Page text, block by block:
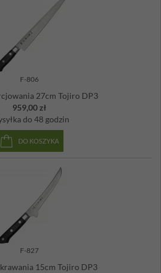
F-806
27cm Tojiro DP3
959,00 zł
do 48 godzin
DO KOSZYKA
F-827
15cm Tojiro DP3